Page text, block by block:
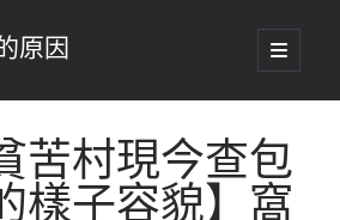
原因
開
啟
要
單
苦村現今查包
樣子容貌】窩